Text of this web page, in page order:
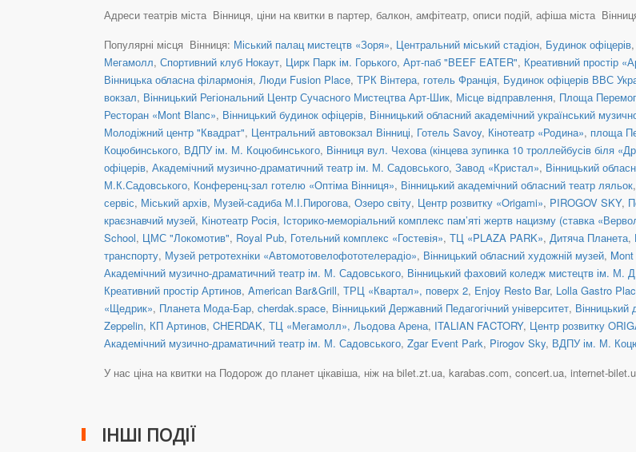
Адреси театрів міста Вінниця, ціни на квитки в партер, балкон, амфітеатр, описи подій, афіша міста
Популярні місця Вінниця: Міський палац мистецтв «Зоря», Центральний міський стадіон, Будинок офіцерів,
Мегамолл, Спортивний клуб Нокаут, Цирк Парк ім. Горького, Арт-паб "BEEF EATER", Креативний простір
Вінницька обласна філармонія, Люди Fusion Place, ТРК Вінтера, готель Франція, Будинок офіцерів ВВС
вокзал, Вінницький Регіональний Центр Сучасного Мистецтва Арт-Шик, Місце відправлення, Площа
Ресторан «Mont Blanc», Вінницький будинок офіцерів, Вінницький обласний академічний український
Молодіжний центр "Квадрат", Центральний автовокзал Вінниці, Готель Savoy, Кінотеатр «Родина», площа
Коцюбинського, ВДПУ ім. М. Коцюбинського, Вінниця вул. Чехова (кінцева зупинка 10 троллейбусів біля
офіцерів, Академічний музично-драматичний театр ім. М. Садовського, Завод «Кристал», Вінницький
М.К.Садовського, Конференц-зал готелю «Оптіма Вінниця», Вінницький академічний обласний театр ляльок,
сервіс, Міський архів, Музей-садиба М.І.Пирогова, Озеро світу, Центр розвитку «Origami», PIROGOV SKY,
краєзнавчий музей, Кінотеатр Росія, Історико-меморіальний комплекс пам’яті жертв нацизму (ставка
School, ЦМС "Локомотив", Royal Pub, Готельний комплекс «Гостевія», ТЦ «PLAZA PARK», Дитяча Планета,
транспорту, Музей ретротехніки «Автомотовелофототелерадіо», Вінницький обласний художній музей,
Академічний музично-драматичний театр ім. М. Садовського, Вінницький фаховий коледж мистецтв ім. М.
Креативний простір Артинов, American Bar&Grill, ТРЦ «Квартал», поверх 2, Enjoy Resto Bar, Lolla Gastro
«Щедрик», Планета Мода-Бар, cherdak.space, Вінницький Державний Педагогічний університет, Вінницький
Zeppelin, КП Артинов, CHERDAK, ТЦ «Мегамолл», Льодова Арена, ITALIAN FACTORY, Центр розвитку
Академічний музично-драматичний театр ім. М. Садовського, Zgar Event Park, Pirogov Sky, ВДПУ ім. М.
У нас ціна на квитки на Подорож до планет цікавіша, ніж на bilet.zt.ua, karabas.com, concert.ua, internet-
ІНШІ ПОДІЇ